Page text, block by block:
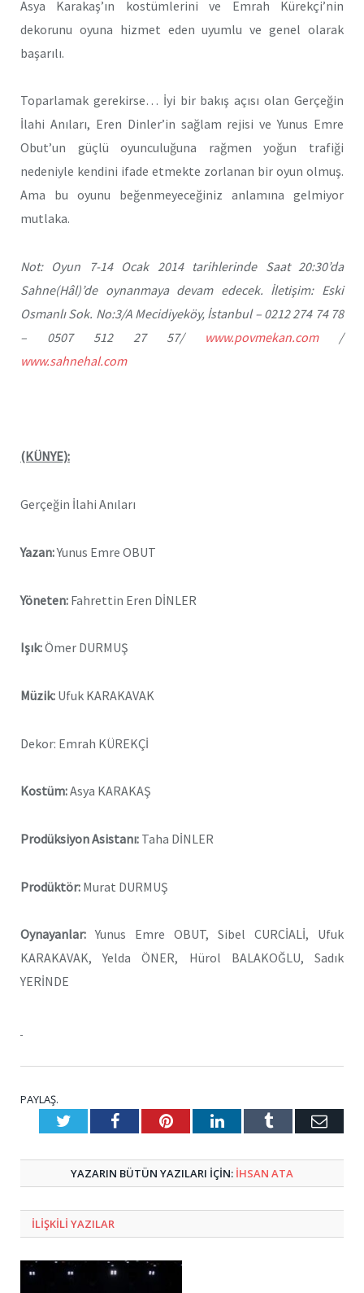
Asya Karakaş’ın kostümlerini ve Emrah Kürekçi’nin
dekorunu oyuna hizmet eden uyumlu ve genel olarak
başarılı.
Toparlamak gerekirse… İyi bir bakış açısı olan Gerçeğin
İlahi Anıları, Eren Dinler’in sağlam rejisi ve Yunus Emre
Obut’un güçlü oyunculuğuna rağmen yoğun trafiği
nedeniyle kendini ifade etmekte zorlanan bir oyun olmuş.
Ama bu oyunu beğenmeyeceğiniz anlamına gelmiyor
mutlaka.
Not: Oyun 7-14 Ocak 2014 tarihlerinde Saat 20:30’da
Sahne(Hâl)’de oynanmaya devam edecek. İletişim: Eski
Osmanlı Sok. No:3/A Mecidiyeköy, İstanbul​ – 0212 274 74 78​
– 0507 512 27 57/ www.povmekan.com/
www.sahnehal.com
(KÜNYE):
Gerçeğin İlahi Anıları
Yazan:Yunus Emre OBUT
Yöneten: Fahrettin Eren DİNLER
Işık:Ömer DURMUŞ
Müzik: Ufuk KARAKAVAK
Dekor: Emrah KÜREKÇİ
Kostüm:Asya KARAKAŞ
Prodüksiyon Asistanı: Taha DİNLER
Prodüktör: Murat DURMUŞ
Oynayanlar: Yunus Emre OBUT, Sibel CURCİALİ, Ufuk
KARAKAVAK, Yelda ÖNER, Hürol BALAKOĞLU, Sadık
YERİNDE
PAYLAŞ.
TwitterFacebookPinterestLinkedInTumblr E-
YAZARIN BÜTÜN YAZILARI IÇIN: İHSAN ATA
ILIŞKILI YAZILAR